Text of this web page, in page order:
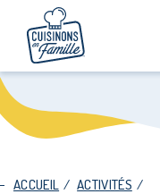
ACCUEIL / ACTIVITÉS /